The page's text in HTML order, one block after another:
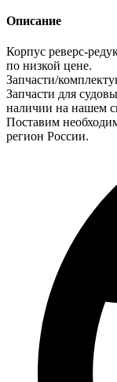
Описание
Корпус реверс-
по низкой цене.
Запчасти/
Запчасти для
наличии на нашем
Поставим
регион России.